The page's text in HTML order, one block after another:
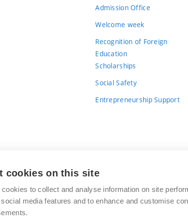
Admission Office
Welcome week
Recognition of Foreign
Education
Scholarships
Social Safety
Entrepreneurship Support
Brno
University
of
BRNO UNIVERSITY OF
Antonínská 548/1
cookies on this site
cookies to collect and analyse information on site
media features and to enhance and customise